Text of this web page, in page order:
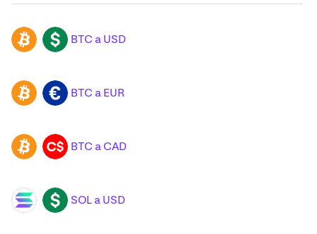
BTC USD BTC a USD
BTC EUR BTC a EUR
BTC CAD BTC a CAD
SOL USD SOL a USD